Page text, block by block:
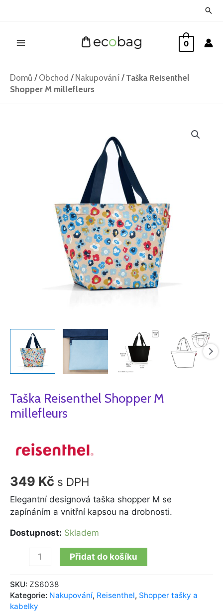
0
Domů / Obchod / Nakupování / Taška Reisenthel
Shopper M millefleurs
Taška Reisenthel Shopper M
millefleurs
349 Kč s DPH
Elegantní designová taška shopper M se
zapínáním a vnitřní kapsou na drobnosti.
Dostupnost: Skladem
Přidat do košíku
SKU: ZS6038
Kategorie: Nakupování, Reisenthel, Shopper tašky a
kabelky